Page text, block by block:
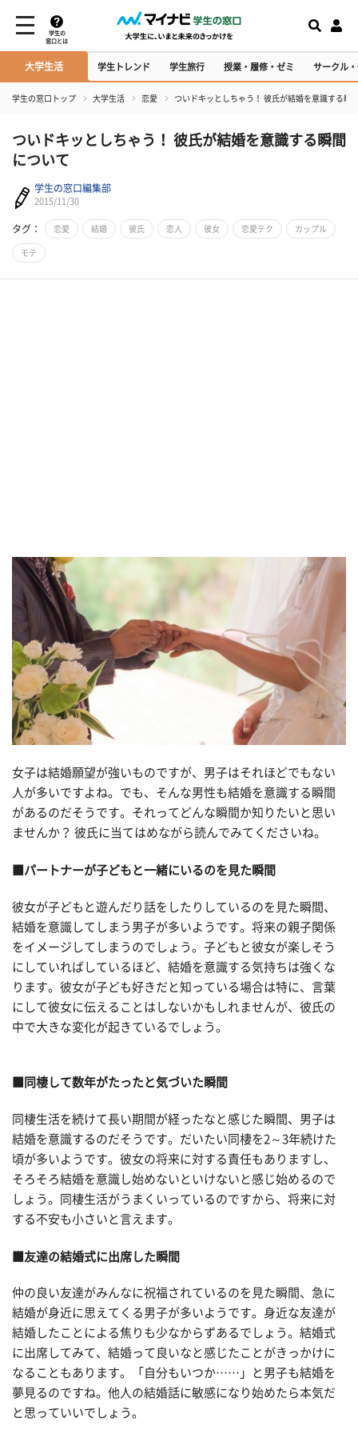
学生の
窓口とは
大学生活 学生トレンド 学生旅行 授業・履修・ゼミ サークル
学生の窓口トップ 大学生活 恋愛 ついドキッとしちゃう！ 彼氏が結婚を意識する瞬
ついドキッとしちゃう！ 彼氏が結婚を意識する瞬間
について
学生の窓口編集部
2015/11/30
タグ： 恋愛 結婚 彼氏 恋人 彼女 恋愛テク カップル
モテ
女子は結婚願望が強いものですが、男子はそれほどでもない
人が多いですよね。でも、そんな男性も結婚を意識する瞬間
があるのだそうです。それってどんな瞬間か知りたいと思い
ませんか？ 彼氏に当てはめながら読んでみてくださいね。
■パートナーが子どもと一緒にいるのを見た瞬間
彼女が子どもと遊んだり話をしたりしているのを見た瞬間、
結婚を意識してしまう男子が多いようです。将来の親子関係
をイメージしてしまうのでしょう。子どもと彼女が楽しそう
にしていればしているほど、結婚を意識する気持ちは強くな
ります。彼女が子ども好きだと知っている場合は特に、言葉
にして彼女に伝えることはしないかもしれませんが、彼氏の
中で大きな変化が起きているでしょう。
■同棲して数年がたったと気づいた瞬間
同棲生活を続けて長い期間が経ったなと感じた瞬間、男子は
結婚を意識するのだそうです。だいたい同棲を2～3年続けた
頃が多いようです。彼女の将来に対する責任もありますし、
そろそろ結婚を意識し始めないといけないと感じ始めるので
しょう。同棲生活がうまくいっているのですから、将来に対
する不安も小さいと言えます。
■友達の結婚式に出席した瞬間
仲の良い友達がみんなに祝福されているのを見た瞬間、急に
結婚が身近に思えてくる男子が多いようです。身近な友達が
結婚したことによる焦りも少なからずあるでしょう。結婚式
に出席してみて、結婚って良いなと感じたことがきっかけに
なることもあります。「自分もいつか……」と男子も結婚を
夢見るのですね。他人の結婚話に敏感になり始めたら本気だ
と思っていいでしょう。